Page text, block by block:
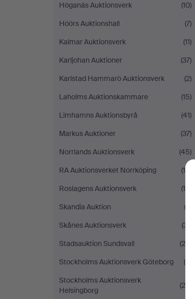
Höganäs Auktionsverk
(10)
Höörs Auktionshall
(7)
Kalmar Auktionsverk
(11)
Karljohan Auktioner
(37)
Karlstad Hammarö Auktionsverk
(2)
Laholms Auktionskammare
(15)
Limhamns Auktionsbyrå
(41)
Markus Auktioner
(37)
Norrlands Auktionsverk
(45)
RA Auktionsverket Norrköping
(18)
Roslagens Auktionsverk
(16)
Skandia Auktion
(2)
Skånes Auktionsverk
(31)
Stadsauktion Sundsvall
(25)
Stockholms Auktionsverk Göteborg
(9)
Stockholms Auktionsverk
Helsingborg
(29)